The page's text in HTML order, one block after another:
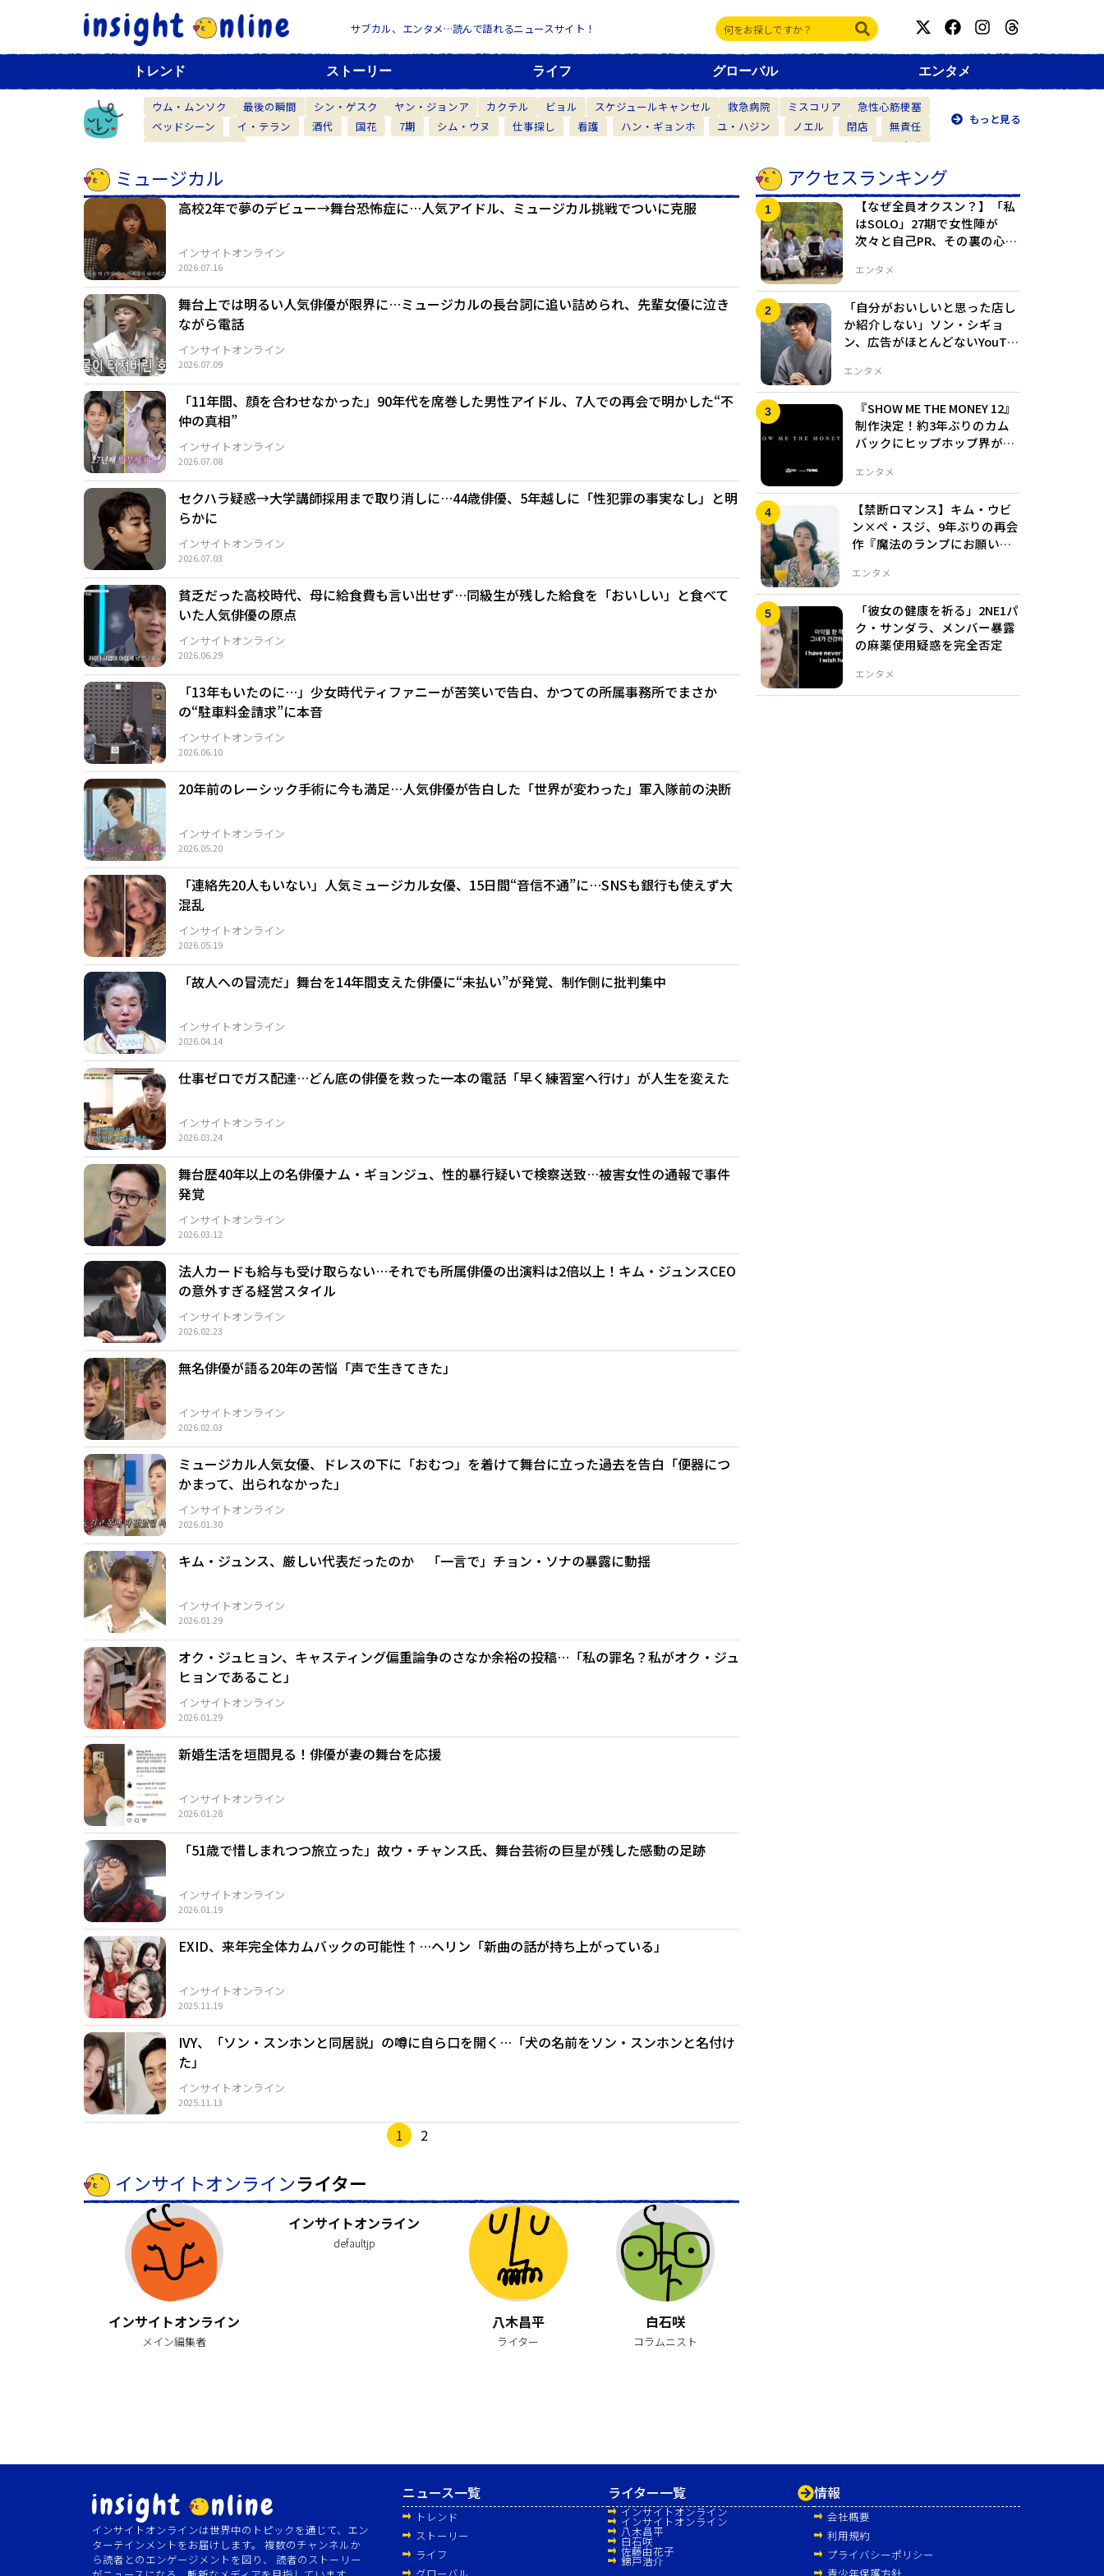
サブカル、エンタメ…読んで語れるニュースサイト！
トレンド ストーリー ライフ グローバル エンタメ
ウム・ムンソク 最後の瞬間 シン・ゲスク ヤン・ジョンア カクテル ビョル スケジュールキャンセル 救急病院 ミスコリア
急性心筋梗塞
ベッドシーン
イ・テラン 酒代 国花 7期 シム・ウヌ 仕事探し 看護 ハン・ギョンホ ユ・ハジン ノエル 閉店
無責任
ベーカリーカフェ
仲間意識
もっと見る
ミュージカル
高校2年で夢のデビュー→舞台恐怖症に…人気アイドル、ミュージカル挑戦でついに克服
2026.07.16
インサイトオンライン
舞台上では明るい人気俳優が限界に…ミュージカルの長台詞に追い詰められ、先輩女優に泣き
ながら電話
2026.07.09
インサイトオンライン
「11年間、顔を合わせなかった」90年代を席巻した男性アイドル、7人での再会で明かした“不
仲の真相”
2026.07.08
インサイトオンライン
セクハラ疑惑→大学講師採用まで取り消しに…44歳俳優、5年越しに「性犯罪の事実なし」と明
らかに
2026.07.03
インサイトオンライン
貧乏だった高校時代、母に給食費も言い出せず…同級生が残した給食を「おいしい」と食べて
いた人気俳優の原点
2026.06.29
インサイトオンライン
「13年もいたのに…」少女時代ティファニーが苦笑いで告白、かつての所属事務所でまさか
の“駐車料金請求”に本音
2026.06.10
インサイトオンライン
20年前のレーシック手術に今も満足…人気俳優が告白した「世界が変わった」軍入隊前の決断
2026.05.20
インサイトオンライン
「連絡先20人もいない」人気ミュージカル女優、15日間“音信不通”に…SNSも銀行も使えず大
混乱
2026.05.19
インサイトオンライン
「故人への冒涜だ」舞台を14年間支えた俳優に“未払い”が発覚、制作側に批判集中
2026.04.14
インサイトオンライン
仕事ゼロでガス配達…どん底の俳優を救った一本の電話「早く練習室へ行け」が人生を変えた
2026.03.24
インサイトオンライン
舞台歴40年以上の名俳優ナム・ギョンジュ、性的暴行疑いで検察送致…被害女性の通報で事件
発覚
2026.03.12
インサイトオンライン
法人カードも給与も受け取らない…それでも所属俳優の出演料は2倍以上！キム・ジュンスCEO
の意外すぎる経営スタイル
2026.02.23
インサイトオンライン
無名俳優が語る20年の苦悩「声で生きてきた」
2026.02.03
インサイトオンライン
ミュージカル人気女優、ドレスの下に「おむつ」を着けて舞台に立った過去を告白「便器につ
かまって、出られなかった」
2026.01.30
インサイトオンライン
キム・ジュンス、厳しい代表だったのか 「一言で」チョン・ソナの暴露に動揺
2026.01.29
インサイトオンライン
オク・ジュヒョン、キャスティング偏重論争のさなか余裕の投稿…「私の罪名？私がオク・ジュ
ヒョンであること」
2026.01.29
インサイトオンライン
新婚生活を垣間見る！俳優が妻の舞台を応援
2026.01.28
インサイトオンライン
「51歳で惜しまれつつ旅立った」故ウ・チャンス氏、舞台芸術の巨星が残した感動の足跡
2026.01.19
インサイトオンライン
EXID、来年完全体カムバックの可能性↑…ヘリン「新曲の話が持ち上がっている」
2025.11.19
インサイトオンライン
IVY、「ソン・スンホンと同居説」の噂に自ら口を開く…「犬の名前をソン・スンホンと名付け
た」
2025.11.13
インサイトオンライン
1 2
インサイトオンラインライター
インサイトオンライン
メイン編集者
インサイトオンライン
defaultjp
八木昌平
ライター
白石咲
コラムニスト
アクセスランキング
エンタメ
【なぜ全員オクスン？】「私
はSOLO」27期で女性陣が
次々と自己PR、その裏の心理
エンタメ
「自分がおいしいと思った店し
か紹介しない」ソン・シギョ
ン、広告がほとんどないYouTu
エンタメ
『SHOW ME THE MONEY 12』
制作決定！約3年ぶりのカム
バックにヒップホップ界が沸
エンタメ
【禁断ロマンス】キム・ウビ
ン×ぺ・スジ、9年ぶりの再会
作『魔法のランプにお願い』
エンタメ
「彼女の健康を祈る」2NE1パ
ク・サンダラ、メンバー暴露
の麻薬使用疑惑を完全否定
インサイトオンラインは世界中のトピックを通じて、エン
ターテインメントをお届けします。 複数のチャンネルか
ら読者とのエンゲージメントを図り、 読者のストーリー
ニュース一覧
トレンド
ストーリー
ライフ
ライター一覧
インサイトオンライン
インサイトオンライン
八木昌平
白石咲
佐藤由花子
錦戸浩介
情報
会社概要
利用規約
プライバシーポリシー